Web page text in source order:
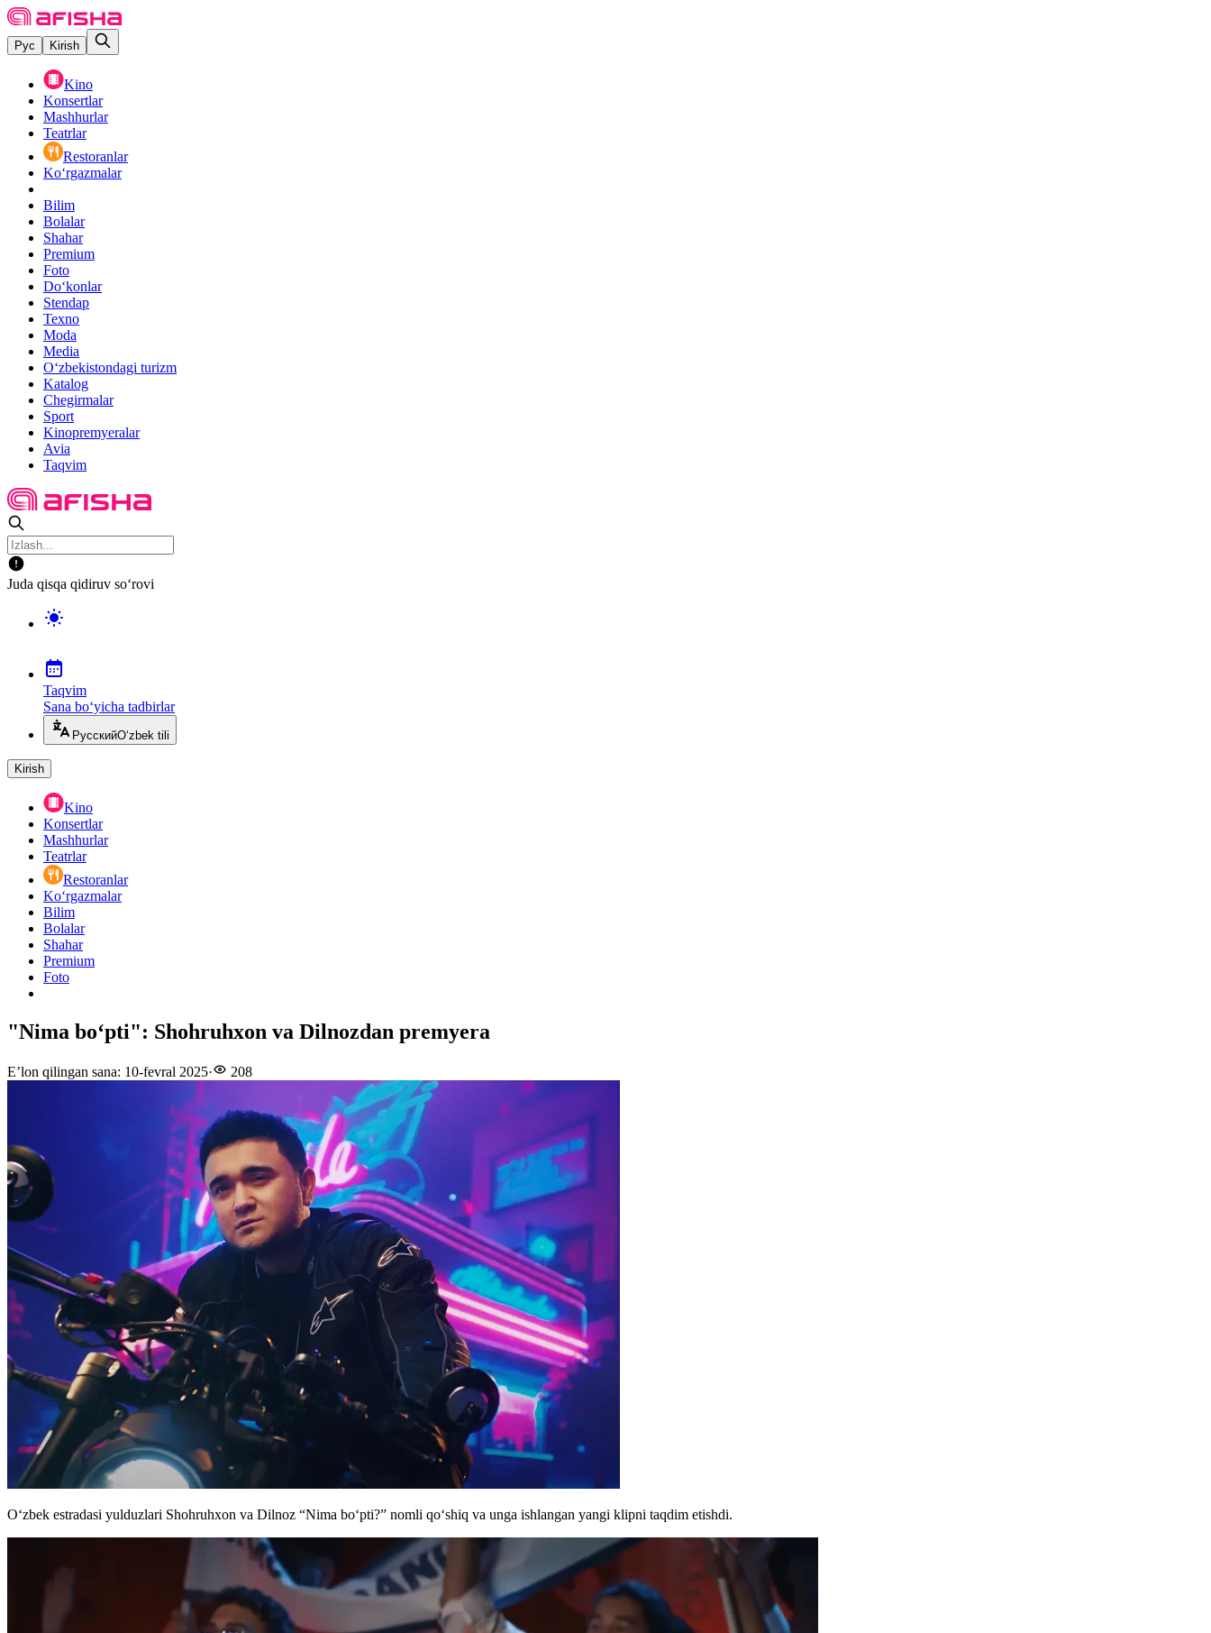
Рус Kirish
Kino
Konsertlar
Mashhurlar
Teatrlar
Restoranlar
Ko‘rgazmalar
Bilim
Bolalar
Shahar
Premium
Foto
Do‘konlar
Stendap
Texno
Moda
Media
O‘zbekistondagi turizm
Katalog
Chegirmalar
Sport
Kinopremyeralar
Avia
Taqvim
Juda qisqa qidiruv so‘rovi
Taqvim
Sana bo‘yicha tadbirlar
РусскийO‘zbek tili
Kirish
Kino
Konsertlar
Mashhurlar
Teatrlar
Restoranlar
Ko‘rgazmalar
Bilim
Bolalar
Shahar
Premium
Foto
"Nima boʻpti": Shohruhxon va Dilnozdan premyera
E’lon qilingan sana: 10-fevral 2025· 208
Oʻzbek estradasi yulduzlari Shohruhxon va Dilnoz “Nima boʻpti?” nomli qoʻshiq va unga ishlangan yangi klipni taqdim etishdi.